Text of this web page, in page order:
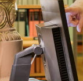
Anna en
tjänster.